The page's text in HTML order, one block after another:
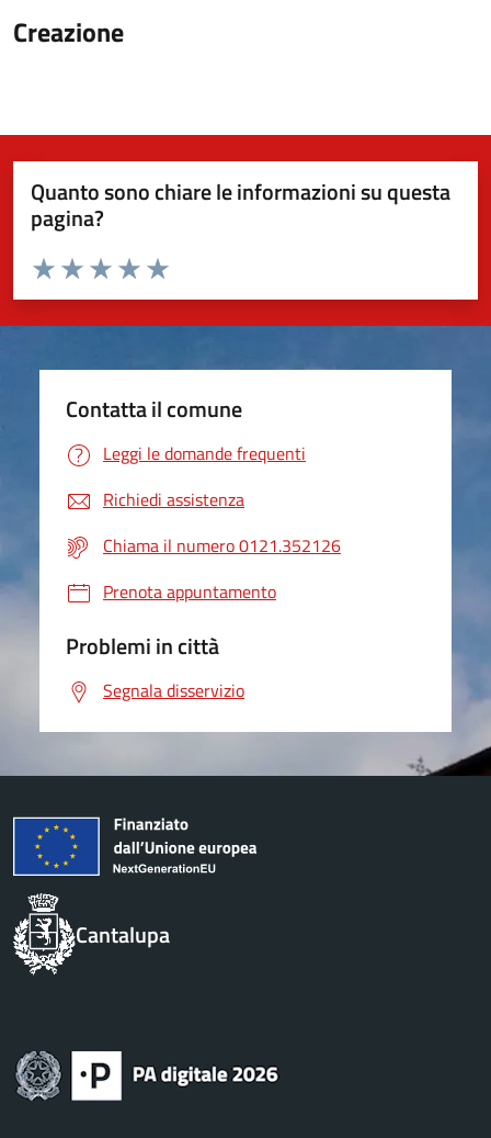
Creazione
Quanto sono chiare le informazioni su questa
pagina?
Valuta da 1 a 5 stelle la pagina
Valuta 5 stelle su 5
Valuta 4 stelle su 5
Valuta 3 stelle su 5
Valuta 2 stelle su 5
Valuta 1 stelle su 5
Contatta il comune
Leggi le domande frequenti
Richiedi assistenza
Chiama il numero 0121.352126
Prenota appuntamento
Problemi in città
Segnala disservizio
Cantalupa